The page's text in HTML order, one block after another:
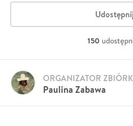
150
Paulina Zabawa
ORGANIZATOR